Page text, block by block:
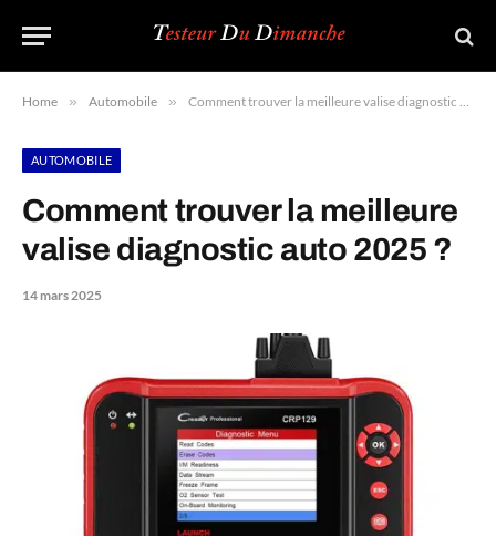
Home » Automobile » Comment trouver la meilleure valise diagnostic auto 2025 ?
AUTOMOBILE
Comment trouver la meilleure
valise diagnostic auto 2025 ?
14 mars 2025